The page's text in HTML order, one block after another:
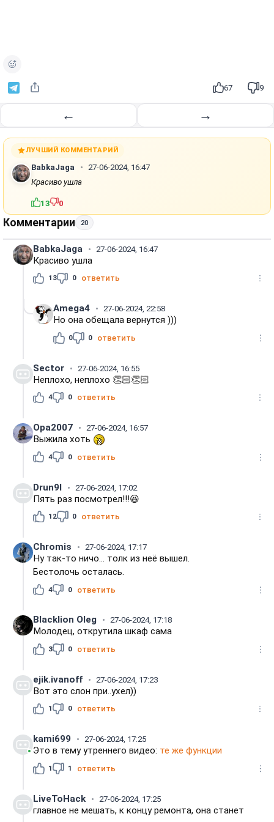
67 9
← →
ЛУЧШИЙ КОММЕНТАРИЙ
BabkaJaga
27-06-2024, 16:47
Красиво ушла
13 0
Комментарии 20
BabkaJaga 27-06-2024, 16:47
Красиво ушла
13 0 ответить
Amega4 27-06-2024, 22:58
Но она обещала вернутся )))
0 0 ответить
Sector 27-06-2024, 16:55
Неплохо, неплохо 👏🏻👏🏻
4 0 ответить
Opa2007 27-06-2024, 16:57
Выжила хоть
4 0 ответить
Drun9I 27-06-2024, 17:02
Пять раз посмотрел!!!😆
12 0 ответить
Chromis 27-06-2024, 17:17
Ну так-то ничо... толк из неё вышел.
Бестолочь осталась.
4 0 ответить
Blacklion Oleg 27-06-2024, 17:18
Молодец, открутила шкаф сама
3 0 ответить
ejik.ivanoff 27-06-2024, 17:23
Вот это слон при..ухел))
1 0 ответить
kami699 27-06-2024, 17:25
Это в тему утреннего видео: те же функции
1 1 ответить
LiveToHack 27-06-2024, 17:25
главное не мешать, к концу ремонта, она станет